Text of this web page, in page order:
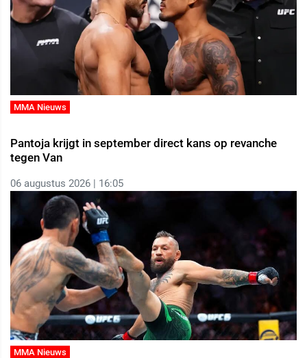
MMA Nieuws
Pantoja krijgt in september direct kans op revanche
tegen Van
06 augustus 2026 | 16:05
MMA Nieuws